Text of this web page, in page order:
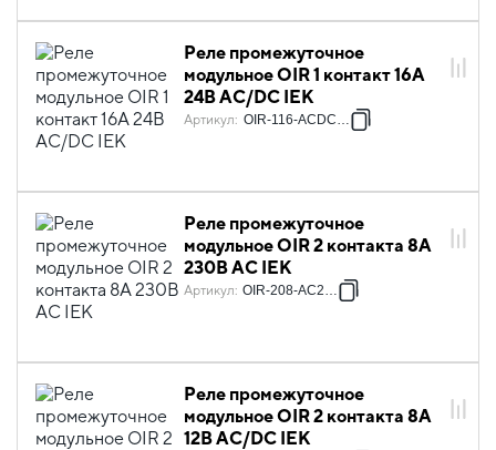
Реле промежуточное
модульное OIR 1 контакт 16А
24В AC/DC IEK
Артикул: OIR-116-ACDC24V
Реле промежуточное
модульное OIR 2 контакта 8А
230В AC IEK
Артикул: OIR-208-AC230V
Реле промежуточное
модульное OIR 2 контакта 8А
12В AC/DC IEK